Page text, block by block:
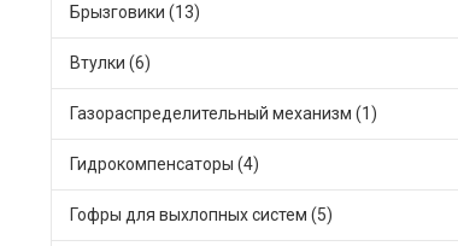
Брызговики (13)
Втулки (6)
Газораспределительный механизм (1)
Гидрокомпенсаторы (4)
Гофры для выхлопных систем (5)